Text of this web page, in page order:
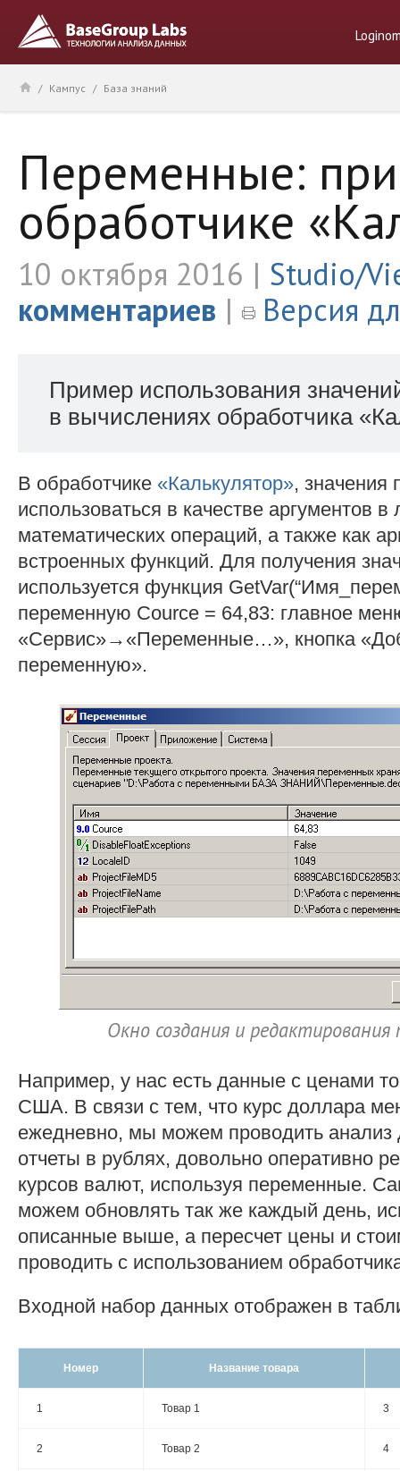
/ Кампус / База знаний
Переменные:
обработчике
10 октября 2016
Studio/
комментариев
Версия
Пример использования
в вычислениях обработчика
В обработчике «Калькулятор», значения
использоваться в качестве аргументов в
математических операций, а также как
встроенных функций. Для получения
используется функция
переменную Cource = 64,83: главное
«Сервис»→«Переменные…», кнопка
переменную».
Окно создания и
Например, у нас есть данные с ценами
США. В связи с тем, что курс доллара
ежедневно, мы можем проводить анализ
отчеты в рублях, довольно оперативно
курсов валют, используя переменные.
можем обновлять так же каждый день,
описанные выше, а пересчет цены и
проводить с использованием
Входной набор данных отображен в
Номер Название товара
1 Товар 1 3
2 Товар 2 4